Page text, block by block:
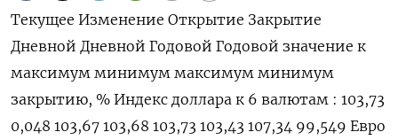
Текущее Изменение Открытие Закрытие
Дневной Дневной Годовой Годовой значение к
максимум минимум максимум минимум
закрытию, % Индекс доллара к 6 валютам : 103,73
0,048 103,67 103,68 103,73 103,43 107,34 99,549 Евро